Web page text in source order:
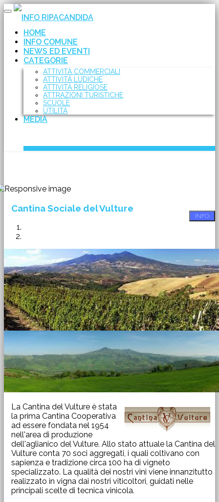
Toggle
navigation
INFO RIPACANDIDA
HOME
INFO COMUNE
NEWS ED EVENTI
CATEGORIE
ATTIVITÀ COMMERCIALI
ATTIVITÀ LUDICHE
ATTIVITÀ RELIGIOSE
ATTRAZIONI TURISTICHE
SCUOLE
UTILITÀ
MEDIA
INFO
Cantina Sociale del Vulture
La Cantina del Vulture è stata
la prima Cantina Cooperativa
ad essere fondata nel 1954
nell'area di produzione
dell'aglianico del Vulture. Allo stato attuale la Cantina del
Vulture conta 70 soci aggregati, i quali coltivano con
sapienza e tradizione circa 100 ha di vigneto
specializzato. La qualità dei nostri vini viene innanzitutto
realizzato in vigna dai nostri viticoltori, guidati nelle
principali scelte di tecnica vinicola.